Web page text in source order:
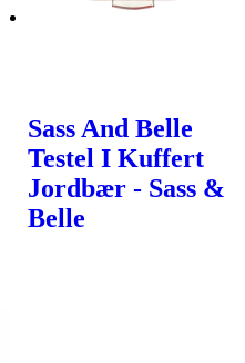
Sass And Belle
Testel I Kuffert
Jordbær - Sass &
Belle